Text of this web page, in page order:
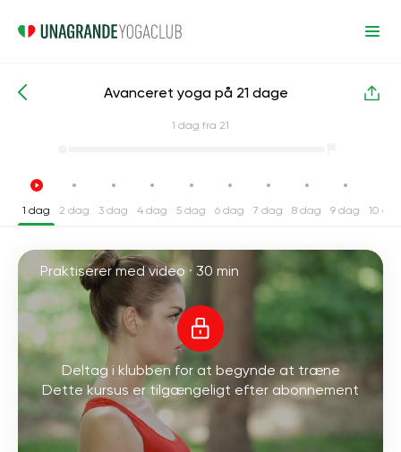
Intensive yogakurser Fremskreden
Avanceret yoga på 21 dage
1 dag fra 21
1 dag 2 dag 3 dag 4 dag 5 dag 6 dag 7 dag 8 dag 9 dag 10
Praktiserer med video · 30 min
Deltag i klubben for at begynde at træne
Dette kursus er tilgængeligt efter abonnement